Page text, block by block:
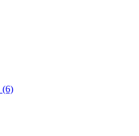
(6)